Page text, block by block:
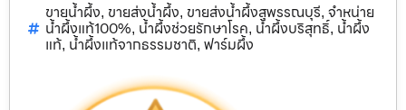
ขายน้ำผึ้ง, ขายส่งน้ำผึ้ง, ขายส่งน้ำผึ้งสุพรรณบุรี, จำหน่าย
น้ำผึ้งแท้100%, น้ำผึ้งช่วยรักษาโรค, น้ำผึ้งบริสุทธิ์, น้ำผึ้ง
แท้, น้ำผึ้งแท้จากธรรมชาติ, ฟาร์มผึ้ง